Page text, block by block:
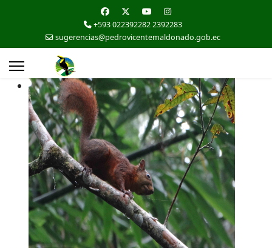
+593 022392282 2392283
sugerencias@pedrovicentemaldonado.gob.ec